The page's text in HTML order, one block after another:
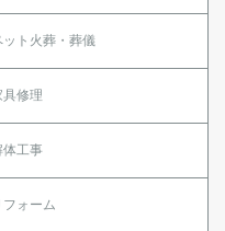
ット火葬・葬儀
具修理
体工事
フォーム